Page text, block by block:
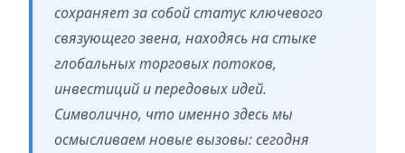
сохраняет за собой статус ключевого
связующего звена, находясь на стыке
глобальных торговых потоков,
инвестиций и передовых идей.
Символично, что именно здесь мы
осмысливаем новые вызовы: сегодня